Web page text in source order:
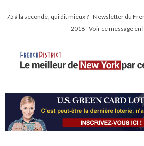
75 à la seconde, qui dit mieux ? - Newsletter du
2018 - Voir ce message en